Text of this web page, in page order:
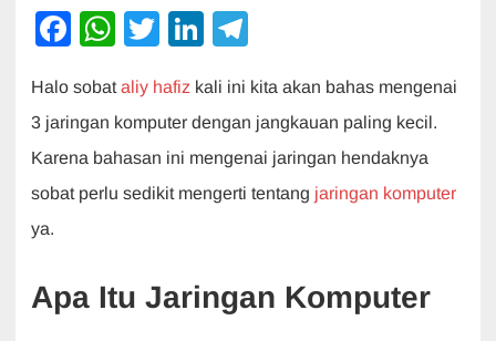
F
c
e
b
o
W
at
s
A
p
T
tt
er
Li
k
e
dI
n
e
gr
a
m
Halo sobat aliy hafiz kali ini kita akan bahas mengenai
3 jaringan komputer dengan jangkauan paling kecil.
Karena bahasan ini mengenai jaringan hendaknya
sobat perlu sedikit mengerti tentang jaringan komputer
ya.
Apa Itu Jaringan Komputer